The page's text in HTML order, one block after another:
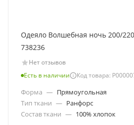
Одеяло Волшебная ночь 200/
738236
Нет отзывов
Есть в наличии
Код товара:
Форма — Прямоугольная
Тип ткани — Ранфорс
Состав ткани — 100% хлопок